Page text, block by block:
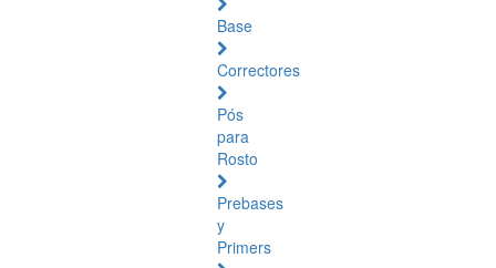
Base
Correctores
Pós
para
Rosto
Prebases
y
Primers